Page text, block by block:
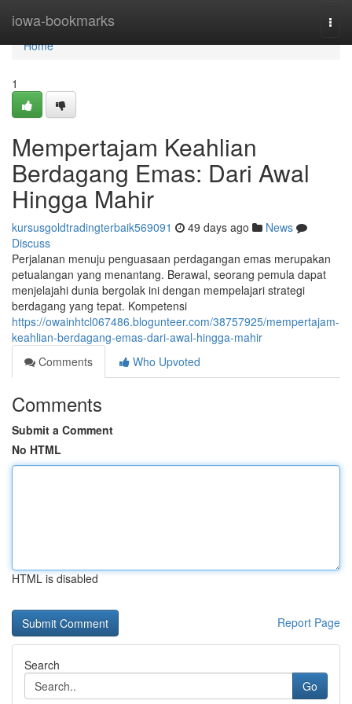
iowa-bookmarks
Home
Home
1
Mempertajam Keahlian
Berdagang Emas: Dari Awal
Hingga Mahir
kursusgoldtradingterbaik569091 49 days ago
News
Discuss
Perjalanan menuju penguasaan perdagangan emas merupakan
petualangan yang menantang. Berawal, seorang pemula dapat
menjelajahi dunia bergolak ini dengan mempelajari strategi
berdagang yang tepat. Kompetensi
https://owainhtcl067486.blogunteer.com/38757925/mempertajam-
keahlian-berdagang-emas-dari-awal-hingga-mahir
Comments
Who Upvoted
Comments
Submit a Comment
No HTML
HTML is disabled
Report Page
Search
Go